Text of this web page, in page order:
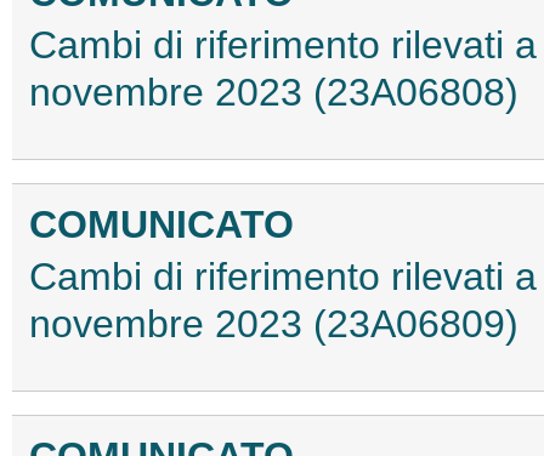
Cambi di riferimento rilevati
novembre 2023 (23A06808)
COMUNICATO
Cambi di riferimento rilevati
novembre 2023 (23A06809)